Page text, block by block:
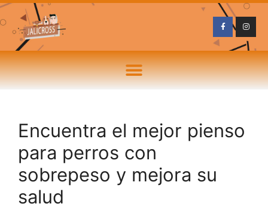
Encuentra el mejor pienso
para perros con
sobrepeso y mejora su
salud